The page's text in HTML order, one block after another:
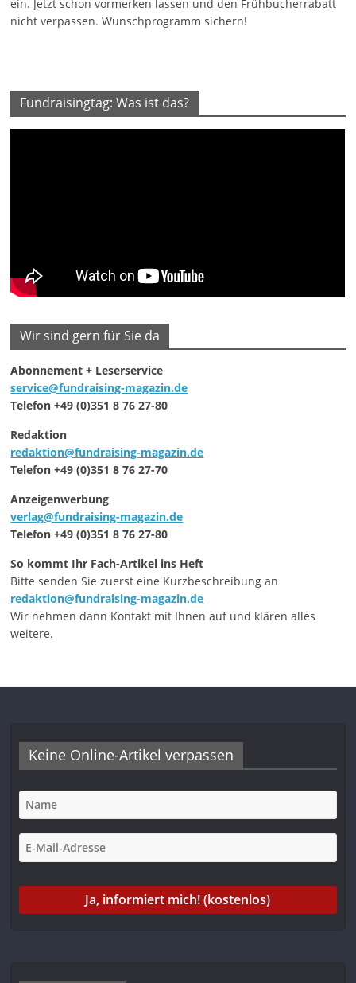
ein. Jetzt schon vormerken lassen und den Frühbucherrabatt
nicht verpassen. Wunschprogramm sichern!
Fundraisingtag: Was ist das?
Wir sind gern für Sie da
Abonnement + Leserservice
service@fundraising-magazin.de
Telefon +49 (0)351 8 76 27-80
Redaktion
redaktion@fundraising-magazin.de
Telefon +49 (0)351 8 76 27-70
Anzeigenwerbung
verlag@fundraising-magazin.de
Telefon +49 (0)351 8 76 27-80
So kommt Ihr Fach-Artikel ins Heft
Bitte senden Sie zuerst eine Kurzbeschreibung an
redaktion@fundraising-magazin.de
Wir nehmen dann Kontakt mit Ihnen auf und klären alles
weitere.
Keine Online-Artikel verpassen